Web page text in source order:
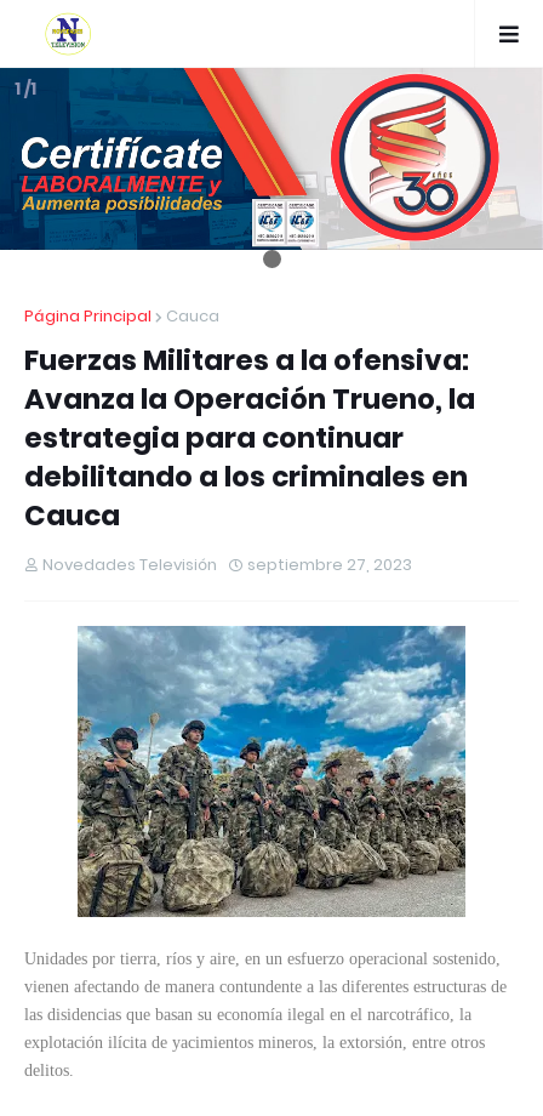
1 /1
Página Principal Cauca
Fuerzas Militares a la ofensiva:
Avanza la Operación Trueno, la
estrategia para continuar
debilitando a los criminales en
Cauca
Novedades Televisión septiembre 27, 2023
Unidades por tierra, ríos y aire, en un esfuerzo operacional sostenido,
vienen afectando de manera contundente a las diferentes estructuras de
las disidencias que basan su economía ilegal en el narcotráfico, la
explotación ilícita de yacimientos mineros, la extorsión, entre otros
delitos.